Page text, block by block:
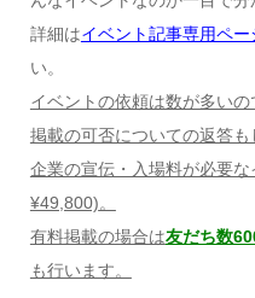
詳細はイベント記事専用ペー
い。
イベントの依頼は数が多いの
掲載の可否についての返答も
企業の宣伝・入場料が必要
¥49,800)。
有料掲載の場合は友だち数
も行います。